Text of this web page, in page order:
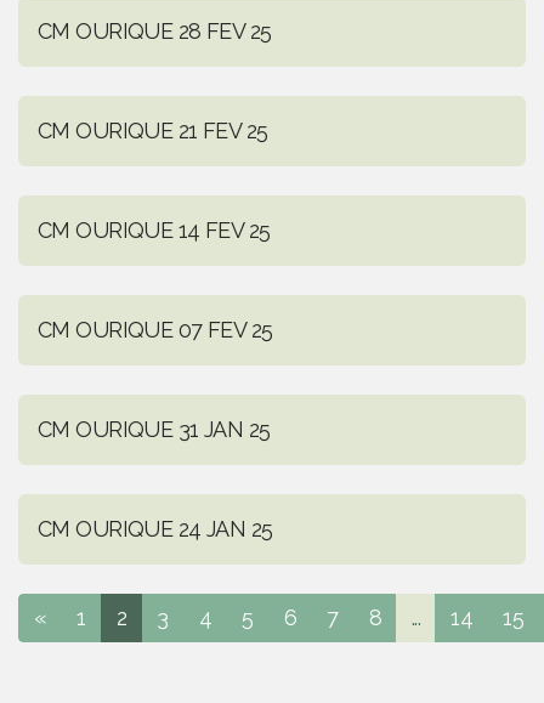
CM OURIQUE 28 FEV 25
CM OURIQUE 21 FEV 25
CM OURIQUE 14 FEV 25
CM OURIQUE 07 FEV 25
CM OURIQUE 31 JAN 25
CM OURIQUE 24 JAN 25
« 1 2 3 4 5 6 7 8 ... 14 15